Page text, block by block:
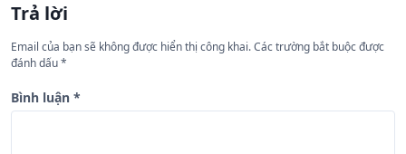
ớ
n
g
b
Trả lời
Email của bạn sẽ không được hiển thị công khai.Các trường bắt buộc được
đánh dấu*
Bình luận *